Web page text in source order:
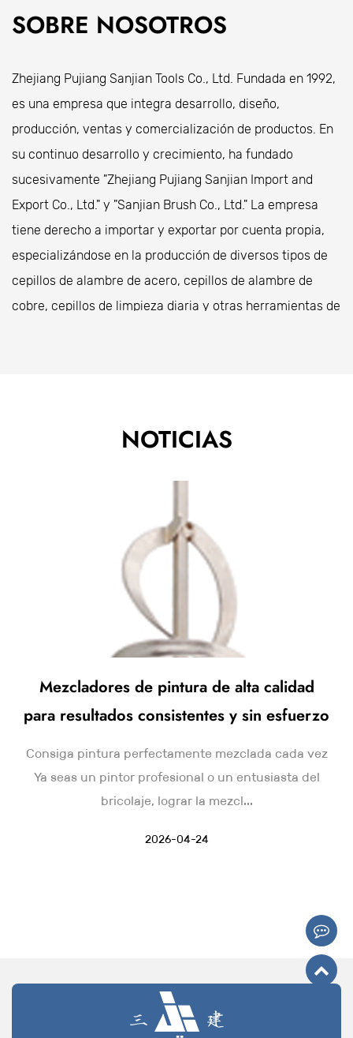
SOBRE NOSOTROS
Zhejiang Pujiang Sanjian Tools Co., Ltd. Fundada en 1992,
es una empresa que integra desarrollo, diseño,
producción, ventas y comercialización de productos. En
su continuo desarrollo y crecimiento, ha fundado
sucesivamente "Zhejiang Pujiang Sanjian Import and
Export Co., Ltd." y "Sanjian Brush Co., Ltd." La empresa
tiene derecho a importar y exportar por cuenta propia,
especializándose en la producción de diversos tipos de
cepillos de alambre de acero, cepillos de alambre de
cobre, cepillos de limpieza diaria y otras herramientas de
superficie de 20.000 metros cuadrados. Se encuentra en
kilómetros del aeropuerto de Yiwu, y ofrece un
profunda cultura corporativa, gestión del sistema de
calidad ISO9001, control de producción científico,
excelente servicio posventa, soporte sistemático de
marca y un diseño de ventas razonable, por lo que los
diversos indicadores económicos de la empresa ocupan
el primer lugar en la industria nacional.
NOTICIAS
Mezcladores de pintura de alta calidad
para resultados consistentes y sin esfuerzo
Consiga pintura perfectamente mezclada cada vez
Ya seas un pintor profesional o un entusiasta del
bricolaje, lograr la mezcl...
2026-04-24